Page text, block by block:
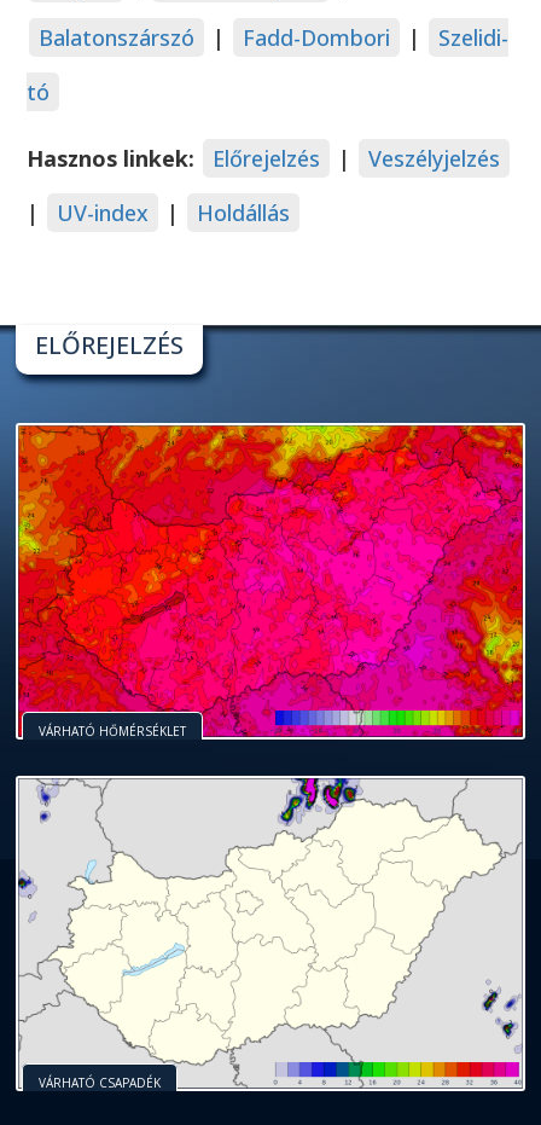
Balatonszárszó
| Fadd-Dombori |
Szelidi-
tó
Hasznos linkek: Előrejelzés |
Veszélyjelzés
|
UV-index | Holdállás
ELŐREJELZÉS
VÁRHATÓ HŐMÉRSÉKLET
VÁRHATÓ CSAPADÉK